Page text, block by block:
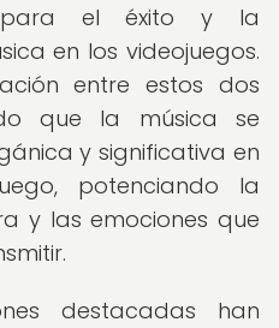
para el éxito y la
en los videojuegos.
entre estos dos
que la música se
y significativa en
potenciando la
y las emociones que
destacadas han